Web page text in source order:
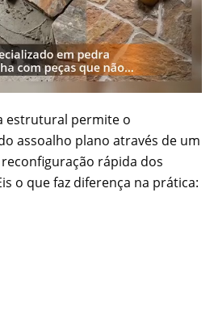
estrutural permite o
assoalho plano através de um
rápida dos
o que faz diferença na prática: